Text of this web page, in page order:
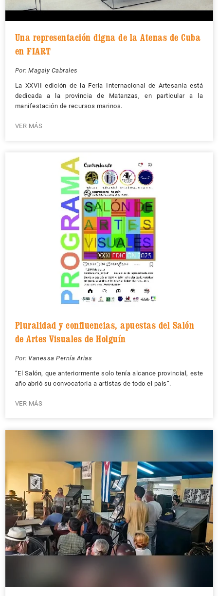
Una representación digna de la Atenas de Cuba
en FIART
Por: Magaly Cabrales
La XXVII edición de la Feria Internacional de Artesanía está
dedicada a la provincia de Matanzas, en particular a la
manifestación de recursos marinos.
VER MÁS
Pluralidad y confluencias, apuestas del Salón
de Artes Visuales de Holguín
Por: Vanessa Pernía Arias
“El Salón, que anteriormente solo tenía alcance provincial, este
año abrió su convocatoria a artistas de todo el país”.
VER MÁS